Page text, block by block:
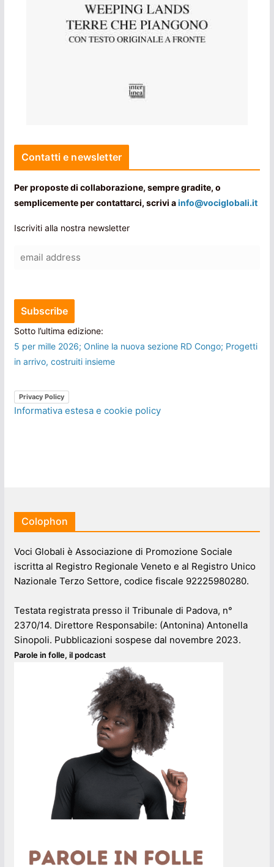
Contatti e newsletter
Per proposte di collaborazione, sempre gradite, o
semplicemente per contattarci, scrivi ainfo@vociglobali.it
Iscriviti alla nostra newsletter
Sotto l’ultima edizione:
5 per mille 2026; Online la nuova sezione RD Congo; Progetti
in arrivo, costruiti insieme
Privacy Policy
Informativa estesa e cookie policy
Colophon
Voci Globali è Associazione di Promozione Sociale
iscritta al Registro Regionale Veneto e al Registro Unico
Nazionale Terzo Settore, codice fiscale 92225980280.
Testata registrata presso il Tribunale di Padova, n°
2370/14. Direttore Responsabile: (Antonina) Antonella
Sinopoli. Pubblicazioni sospese dal novembre 2023.
Parole in folle, il podcast